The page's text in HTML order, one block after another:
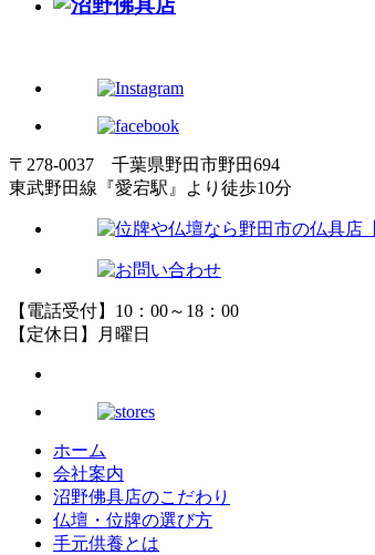
〒278-0037 千葉県野田市野田694
東武野田線『愛宕駅』より徒歩10分
【電話受付】10：00～18：00
【定休日】月曜日
ホーム
会社案内
沼野佛具店のこだわり
仏壇・位牌の選び方
手元供養とは